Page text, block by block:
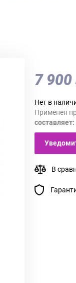
7
Нет в
Применен
В